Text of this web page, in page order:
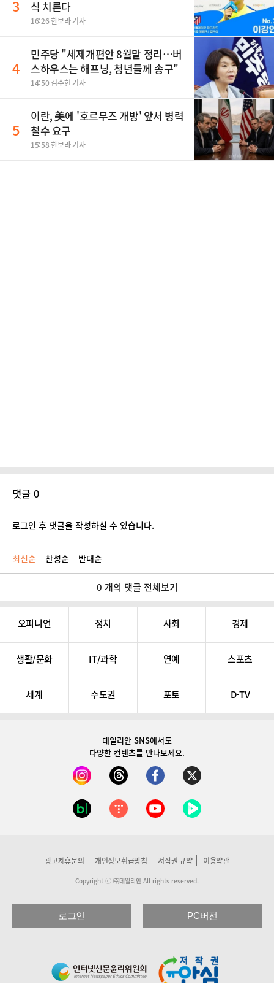
3
식 치른다
16:26 한보라 기자
4
민주당 "세제개편안 8월말 정리…버
스하우스는 해프닝, 청년들께 송구"
14:50 김수현 기자
5
이란, 美에 '호르무즈 개방' 앞서 병력
철수 요구
15:58 한보라 기자
댓글 0
로그인 후 댓글을 작성하실 수 있습니다.
최신순 찬성순 반대순
0 개의 댓글 전체보기
오피니언 정치 사회 경제
생활/문화 IT/과학 연예 스포츠
세계 수도권 포토 D-TV
데일리안 SNS에서도
다양한 컨텐츠를 만나보세요.
광고제휴문의 개인정보취급방침 저작권 규약 이용약관
Copyright ⓒ ㈜데일리안 All rights reserved.
로그인 PC버전